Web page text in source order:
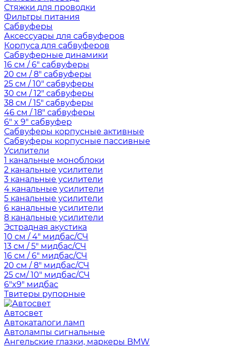
Стяжки для проводки
Фильтры питания
Сабвуферы
Аксессуары для сабвуферов
Корпуса для сабвуферов
Сабвуферные динамики
16 см / 6" сабвуферы
20 см / 8" сабвуферы
25 см / 10" сабвуферы
30 см / 12" сабвуферы
38 см / 15" сабвуферы
46 см / 18" сабвуферы
6" x 9" сабвуфер
Сабвуферы корпусные активные
Сабвуферы корпусные пассивные
Усилители
1 канальные моноблоки
2 канальные усилители
3 канальные усилители
4 канальные усилители
5 канальные усилители
6 канальные усилители
8 канальные усилители
Эстрадная акустика
10 см / 4" мидбас/СЧ
13 см / 5" мидбас/СЧ
16 см / 6" мидбас/СЧ
20 см / 8" мидбас/СЧ
25 см/ 10" мидбас/СЧ
6"x9" мидбас
Твитеры рупорные
Автосвет
Автокаталоги ламп
Автолампы сигнальные
Ангельские глазки, маркеры BMW